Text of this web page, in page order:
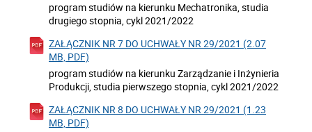
program studiów na kierunku Mechatronika, studia
drugiego stopnia, cykl 2021/2022
ZAŁĄCZNIK NR 7 DO UCHWAŁY NR 29/2021 (2.07
MB, PDF)
program studiów na kierunku Zarządzanie i Inżynieria
Produkcji, studia pierwszego stopnia, cykl 2021/2022
ZAŁĄCZNIK NR 8 DO UCHWAŁY NR 29/2021 (1.23
MB, PDF)